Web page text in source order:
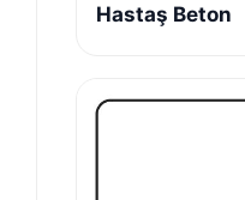
Hastaş Beton